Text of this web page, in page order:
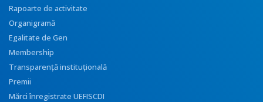
Rapoarte de activitate
Organigramă
Egalitate de Gen
Membership
Transparenţă instituţională
Premii
Mărci înregistrate UEFISCDI